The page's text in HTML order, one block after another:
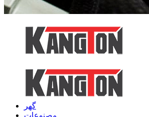
گهر
مصنوعات